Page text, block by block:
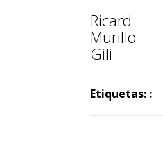
Ricard
Murillo
Gili
Etiquetas: